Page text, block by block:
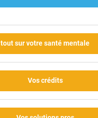
tout sur votre santé mentale
Vos crédits